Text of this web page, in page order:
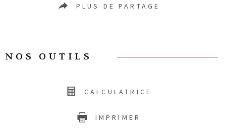
PLUS DE PARTAGE
NOS OUTILS
CALCULATRICE
IMPRIMER